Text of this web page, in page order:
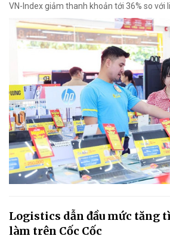
VN-Index giảm thanh khoản tới 36% so với
Logistics dẫn đầu mức tăng
làm trên Cốc Cốc